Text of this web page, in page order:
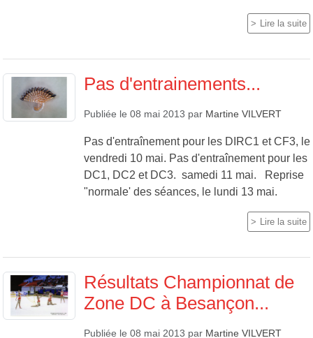
Lire la suite
Pas d'entrainements...
Publiée le 08 mai 2013 par Martine VILVERT
Pas d'entraînement pour les DIRC1 et CF3, le
vendredi 10 mai. Pas d'entraînement pour les
DC1, DC2 et DC3. samedi 11 mai. Reprise
"normale' des séances, le lundi 13 mai.
Lire la suite
Résultats Championnat de
Zone DC à Besançon...
Publiée le 08 mai 2013 par Martine VILVERT